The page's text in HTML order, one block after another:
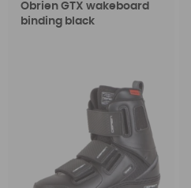
Obrien GTX wakeboard
binding black